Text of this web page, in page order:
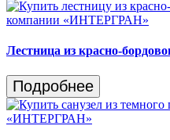
Лестница из красно-
Подробнее